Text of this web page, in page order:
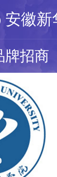
安徽新
牌招商